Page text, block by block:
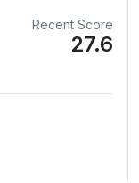
Recent Score
27.6